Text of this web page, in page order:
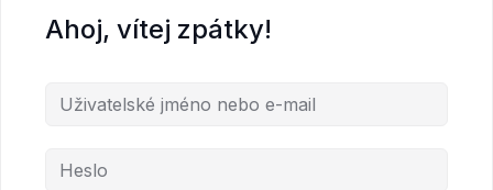
Ahoj, vítej zpátky!